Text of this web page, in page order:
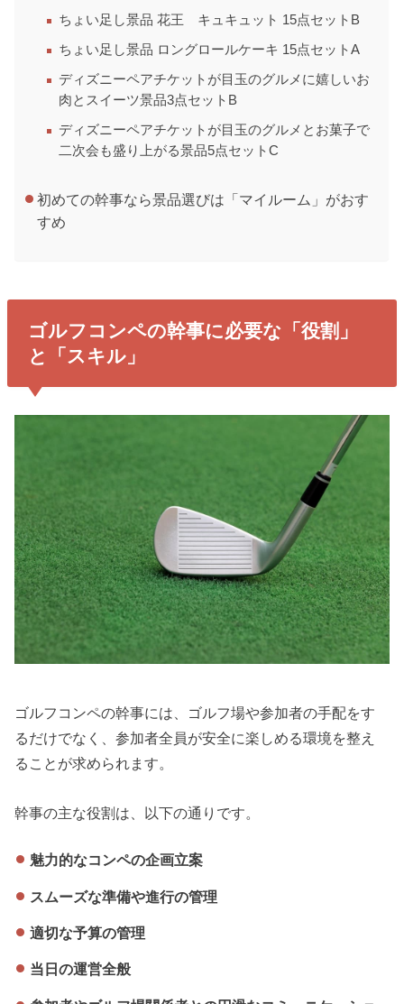
ちょい足し景品 花王 キュキュット 15点セットB
ちょい足し景品 ロングロールケーキ 15点セットA
ディズニーペアチケットが目玉のグルメに嬉しいお
肉とスイーツ景品3点セットB
ディズニーペアチケットが目玉のグルメとお菓子で
二次会も盛り上がる景品5点セットC
初めての幹事なら景品選びは「マイルーム」がおす
すめ
ゴルフコンペの幹事に必要な「役割」
と「スキル」
ゴルフコンペの幹事には、ゴルフ場や参加者の手配をす
るだけでなく、参加者全員が安全に楽しめる環境を整え
ることが求められます。
幹事の主な役割は、以下の通りです。
魅力的なコンペの企画立案
スムーズな準備や進行の管理
適切な予算の管理
当日の運営全般